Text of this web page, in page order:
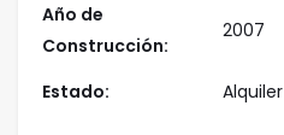
Año de
Construcción:
2007
Estado: Alquiler